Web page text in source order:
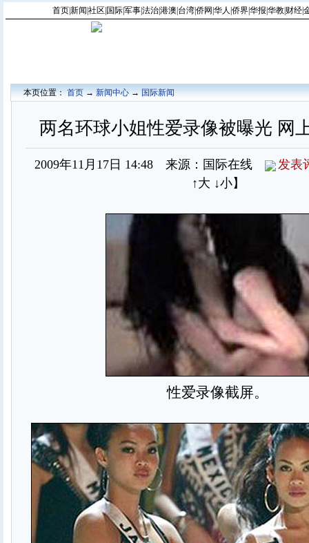
首页|新闻 社区 国际|军事|法治|港澳 台湾|侨网 华人 侨界|华报 华教| 财经|
本页位置：首页→新闻中心→国际新闻
两名环球小姐性爱录像被曝光 网
2009年11月17日 14:48 来源：国际在线
发表
↑大 ↓小】
性爱录像截屏。